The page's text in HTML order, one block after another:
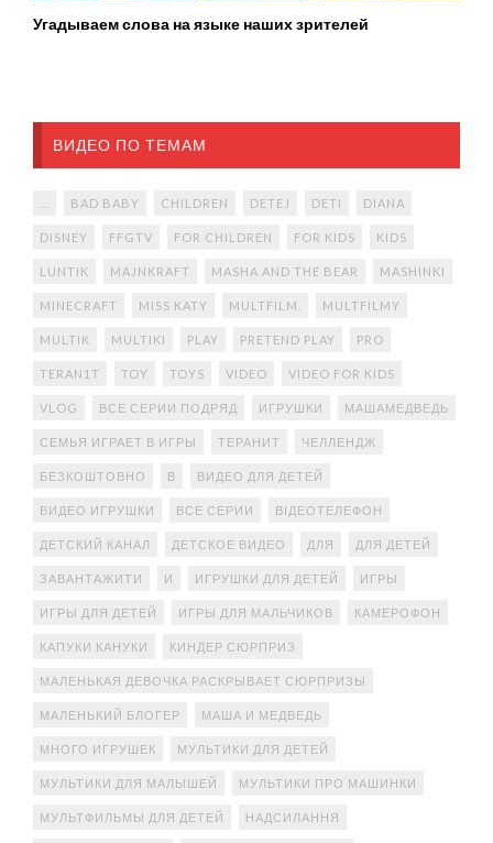
Угадываем слова на языке наших зрителей
ВИДЕО ПО ТЕМАМ
BAD BABY CHILDREN DETEJ DETI DIANA
DISNEY FFGTV FOR CHILDREN FOR KIDS KIDS
LUNTIK MAJNKRAFT MASHA AND THE BEAR MASHINKI
MINECRAFT MISS KATY MULTFILM. MULTFILMY
MULTIK MULTIKI PLAY PRETEND PLAY PRO
TERAN1T TOY TOYS VIDEO VIDEO FOR KIDS
VLOG ВСЕ СЕРИИ ПОДРЯД ИГРУШКИ МАШАМЕДВЕДЬ
СЕМЬЯ ИГРАЕТ В ИГРЫ ТЕРАНИТ ЧЕЛЛЕНДЖ
БЕЗКОШТОВНО В ВИДЕО ДЛЯ ДЕТЕЙ
ВИДЕО ИГРУШКИ ВСЕ СЕРИИ ВІДЕОТЕЛЕФОН
ДЕТСКИЙ КАНАЛ ДЕТСКОЕ ВИДЕО ДЛЯ ДЛЯ ДЕТЕЙ
ЗАВАНТАЖИТИ И ИГРУШКИ ДЛЯ ДЕТЕЙ ИГРЫ
ИГРЫ ДЛЯ ДЕТЕЙ ИГРЫ ДЛЯ МАЛЬЧИКОВ КАМЕРОФОН
КАПУКИ КАНУКИ КИНДЕР СЮРПРИЗ
МАЛЕНЬКАЯ ДЕВОЧКА РАСКРЫВАЕТ СЮРПРИЗЫ
МАЛЕНЬКИЙ БЛОГЕР МАША И МЕДВЕДЬ
МНОГО ИГРУШЕК МУЛЬТИКИ ДЛЯ ДЕТЕЙ
МУЛЬТИКИ ДЛЯ МАЛЫШЕЙ МУЛЬТИКИ ПРО МАШИНКИ
МУЛЬТФИЛЬМЫ ДЛЯ ДЕТЕЙ НАДСИЛАННЯ